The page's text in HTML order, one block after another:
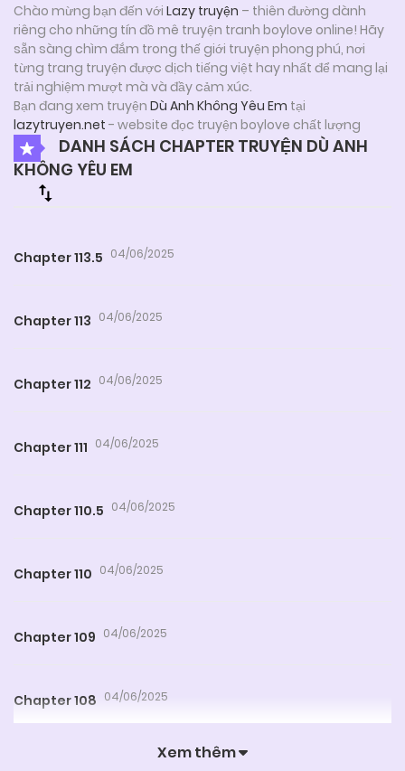
Chào mừng bạn đến với Lazy truyện – thiên đường dành
riêng cho những tín đồ mê truyện tranh boylove online! Hãy
sẵn sàng chìm đắm trong thế giới truyện phong phú, nơi
từng trang truyện được dịch tiếng việt hay nhất để mang lại
trải nghiệm mượt mà và đầy cảm xúc.
Bạn đang xem truyện Dù Anh Không Yêu Em tại
lazytruyen.net - website đọc truyện boylove chất lượng
DANH SÁCH CHAPTER TRUYỆN DÙ ANH
KHÔNG YÊU EM
Chapter 113.5 04/06/2025
Chapter 113 04/06/2025
Chapter 112 04/06/2025
Chapter 111 04/06/2025
Chapter 110.5 04/06/2025
Chapter 110 04/06/2025
Chapter 109 04/06/2025
Chapter 108 04/06/2025
04/06/2025Xem thêm